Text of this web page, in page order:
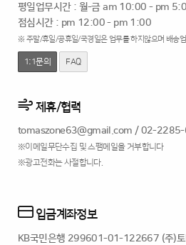
평일업무시간 : 월-금 am 10:00 - pm
점심시간 : pm 12:00 - pm 1:00
※ 주말/휴일/공휴일/국경일은 업무를 하지않으며 배송
1:1문의 FAQ
제휴/협력
tomaszone63@gmail.com /02-
※이메일무단수집 및 스팸메일을 거부합니다
※광고전화는 사절합니다.
입금계좌정보
KB국민은행 299601-01-122667 (주)토